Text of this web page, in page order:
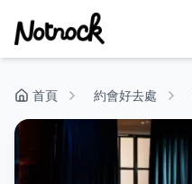
首頁 約會好去處